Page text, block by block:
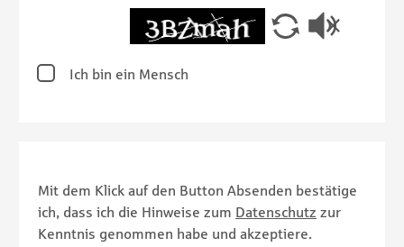
Ich bin ein Mensch
Mit dem Klick auf den Button Absenden bestätige
ich, dass ich die Hinweise zum Datenschutz zur
Kenntnis genommen habe und akzeptiere.